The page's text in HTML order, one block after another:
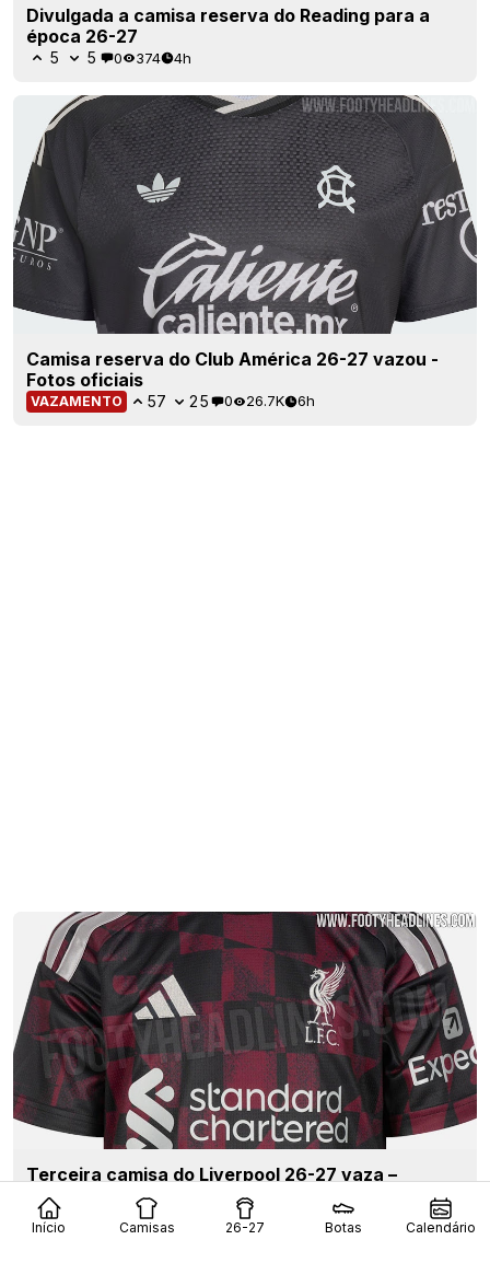
Início Camisas 26-27 Botas Calendário
Divulgada a camisa reserva do Reading para a
época 26-27
5 5 0 374 4h
Camisa reserva do Club América 26-27 vazou -
Fotos oficiais
VAZAMENTO 57 25 0 26.7K 6h
Terceira camisa do Liverpool 26-27 vaza –
Imagens oficiais – Chega a 12 de agosto
VAZAMENTO 114 0